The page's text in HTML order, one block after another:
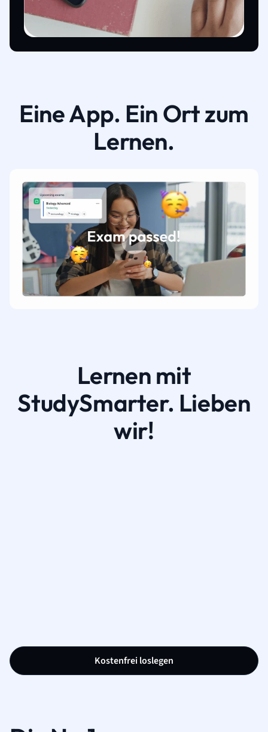
Eine App. Ein Ort zum
Lernen.
Lernen mit
StudySmarter. Lieben
wir!
Kostenfrei loslegen